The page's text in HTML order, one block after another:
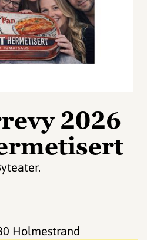
2026
Holmestrand